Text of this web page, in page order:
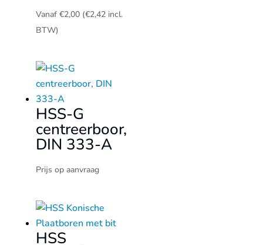
Vanaf €2,00 (€2,42incl.
BTW)
HSS-G
centreerboor,
DIN 333-A
Prijs op aanvraag
HSS